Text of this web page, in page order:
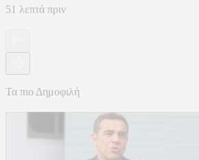
51 λεπτά πριν
Τα πιο Δημοφιλή